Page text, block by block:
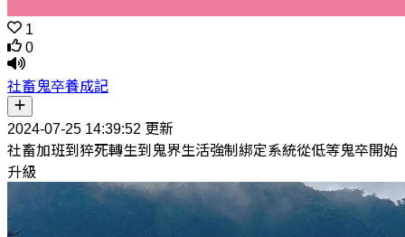
1
0
社畜鬼卒養成記
2024-07-25 14:39:52 更新
社畜加班到猝死轉生到鬼界生活強制綁定系統從低等鬼卒開始
升級